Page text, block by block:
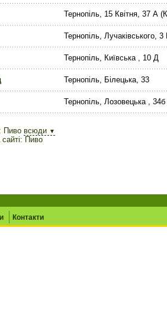
Тернопіль, 15 Квітня, 37 А
Тернопіль, Лучаківського, 3
Тернопіль, Київська , 10 Д
Тернопіль, Білецька, 33
Тернопіль, Лозовецька ,
Пиво всюди ▼
Пиво
Контакти